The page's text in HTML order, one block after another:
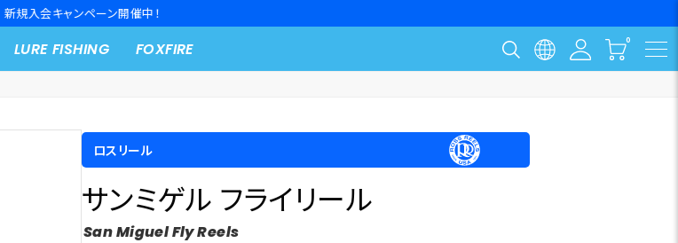
新規入会キャンペーン開催中！
LURE FISHING FOXFIRE
ロスリール
サンミゲル フライリール
San Miguel Fly Reels